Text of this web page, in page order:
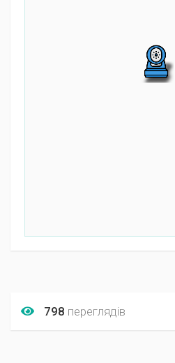
798 переглядів